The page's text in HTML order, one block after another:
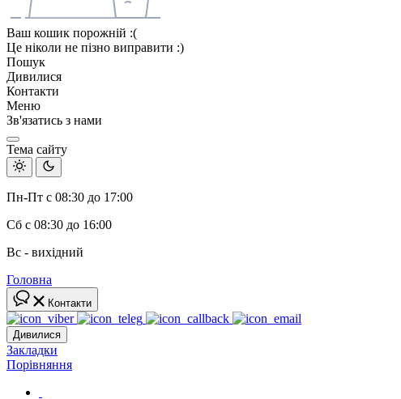
Ваш кошик порожній :(
Це ніколи не пізно виправити :)
Пошук
Дивилися
Контакти
Меню
Зв'язатись з нами
Тема сайту
Пн-Пт с 08:30 до 17:00
Сб с 08:30 до 16:00
Вс - вихідний
Головна
Контакти
Дивилися
Закладки
Порівняння